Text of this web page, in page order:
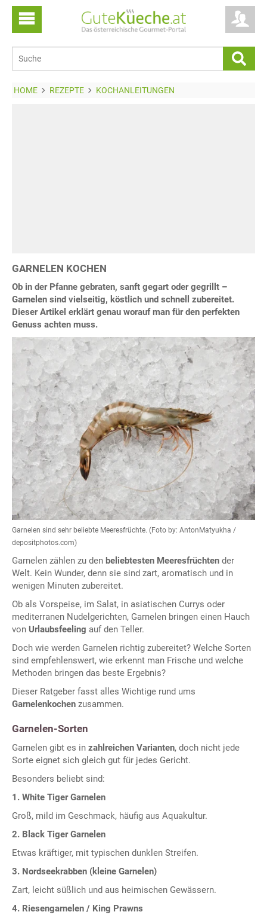
HOME REZEPTE KOCHANLEITUNGEN
GARNELEN KOCHEN
Ob in der Pfanne gebraten, sanft gegart oder gegrillt –
Garnelen sind vielseitig, köstlich und schnell zubereitet.
Dieser Artikel erklärt genau worauf man für den perfekten
Genuss achten muss.
Garnelen sind sehr beliebte Meeresfrüchte. (Foto by: AntonMatyukha /
depositphotos.com)
Garnelen zählen zu den beliebtesten Meeresfrüchten der
Welt. Kein Wunder, denn sie sind zart, aromatisch und in
wenigen Minuten zubereitet.
Ob als Vorspeise, im Salat, in asiatischen Currys oder
mediterranen Nudelgerichten, Garnelen bringen einen Hauch
von Urlaubsfeeling auf den Teller.
Doch wie werden Garnelen richtig zubereitet? Welche Sorten
sind empfehlenswert, wie erkennt man Frische und welche
Methoden bringen das beste Ergebnis?
Dieser Ratgeber fasst alles Wichtige rund ums
Garnelenkochen zusammen.
Garnelen-Sorten
Garnelen gibt es in zahlreichen Varianten, doch nicht jede
Sorte eignet sich gleich gut für jedes Gericht.
Besonders beliebt sind:
1. White Tiger Garnelen
Groß, mild im Geschmack, häufig aus Aquakultur.
2. Black Tiger Garnelen
Etwas kräftiger, mit typischen dunklen Streifen.
3. Nordseekrabben (kleine Garnelen)
Zart, leicht süßlich und aus heimischen Gewässern.
4. Riesengarnelen / King Prawns